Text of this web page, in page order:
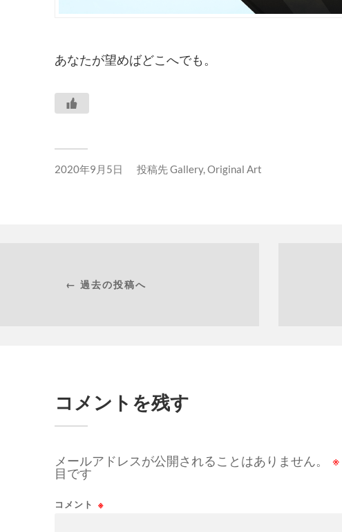
あなたが望めばどこへでも。
2020年9月5日 投稿先Gallery,Original Art
← 過去の投稿へ
コメントを残す
メールアドレスが公開されることはありません。 ※
目です
コメント ※